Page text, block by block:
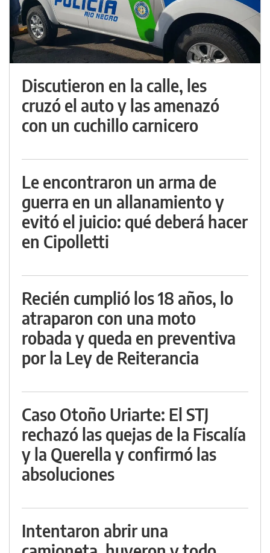
Discutieron en la calle, les
cruzó el auto y las amenazó
con un cuchillo carnicero
Le encontraron un arma de
guerra en un allanamiento y
evitó el juicio: qué deberá hacer
en Cipolletti
Recién cumplió los 18 años, lo
atraparon con una moto
robada y queda en preventiva
por la Ley de Reiterancia
Caso Otoño Uriarte: El STJ
rechazó las quejas de la Fiscalía
y la Querella y confirmó las
absoluciones
Intentaron abrir una